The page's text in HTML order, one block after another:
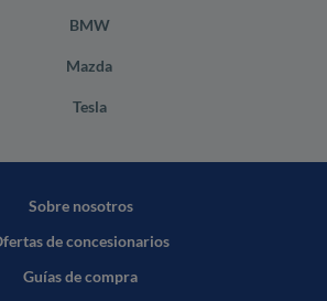
BMW
Mazda
Tesla
Sobre nosotros
de concesionarios
Guías de compra